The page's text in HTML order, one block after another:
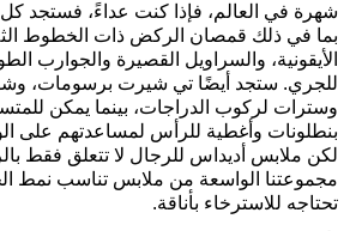
شهرة في العالم، فإذا كنت عداءً، فستجد كل
الأيقونية، والسراويل القصيرة والجوارب
للجري. ستجد أيضًا تي شيرت برسومات،
وسترات لركوب الدراجات، بينما يمكن
بنطلونات وأغطية للرأس لمساعدتهم على
لكن ملابس أديداس للرجال لا تتعلق فقط
مجموعتنا الواسعة من ملابس تناسب نمط
تحتاجه للاسترخاء بأناقة.